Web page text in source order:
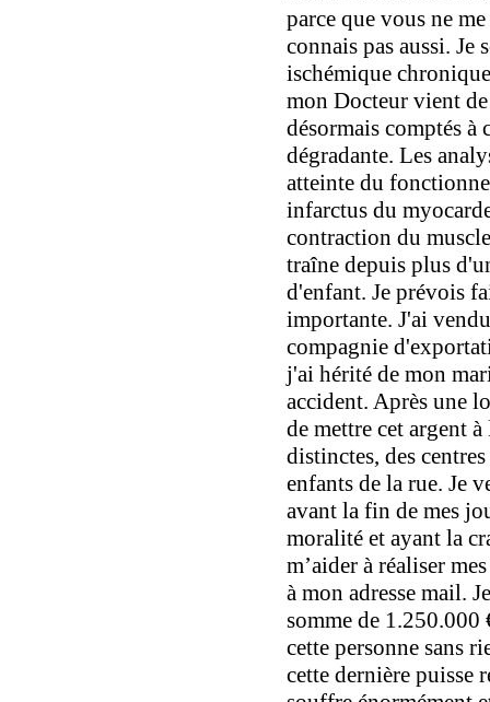
parce que vous ne
connais pas aussi.
ischémique
mon Docteur vient
désormais comptés à
dégradante. Les
atteinte du
infarctus du
contraction du
traîne depuis plus
d'enfant. Je prévois
importante. J'ai
compagnie
j'ai hérité de mon
accident. Après une
de mettre cet argent
distinctes, des
enfants de la rue. Je
avant la fin de mes
moralité et ayant la
m’aider à réaliser
à mon adresse mail.
somme de
cette personne sans
cette dernière puisse